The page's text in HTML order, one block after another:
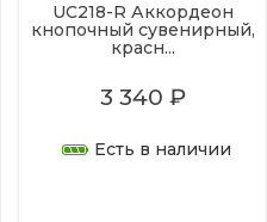
UC218-R Аккордеон
кнопочный сувенирный,
красн...
3 340 ₽
Есть в наличии